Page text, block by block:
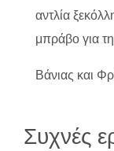
αντλία
μπράβο για
Βάνιας και
Συχνές